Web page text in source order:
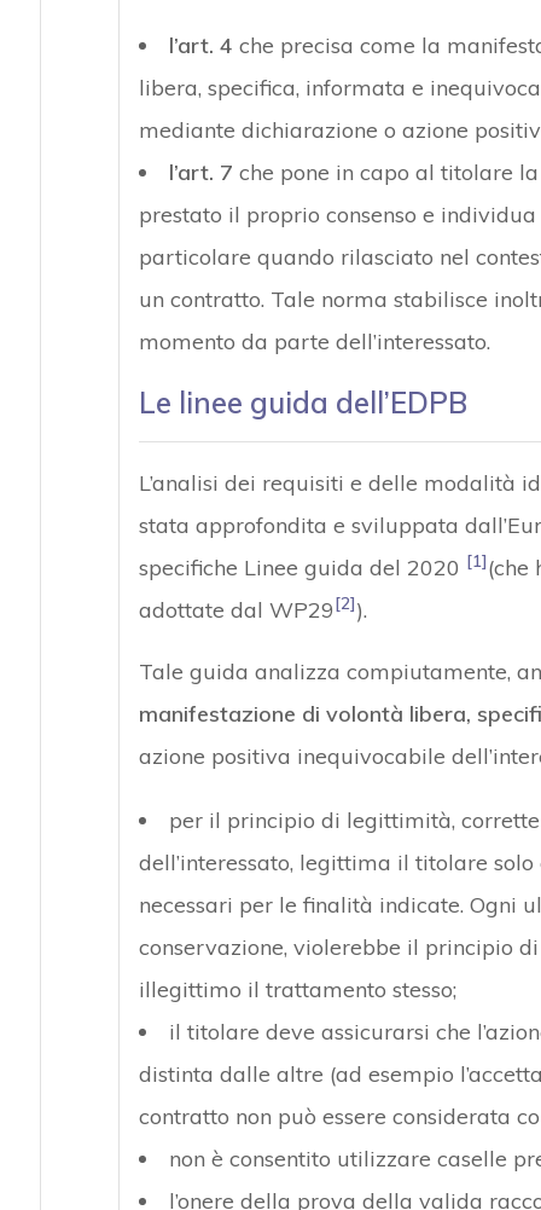
l’art. 4 che precisa come la
libera, specifica, informata e
mediante dichiarazione o azione
l’art. 7 che pone in capo al titolare
prestato il proprio consenso e
particolare quando rilasciato nel
un contratto. Tale norma stabilisce
momento da parte dell’interessato.
Le linee guida dell’EDPB
L’analisi dei requisiti e delle modalità
stata approfondita e sviluppata
specifiche Linee guida del 2020 [1](che
adottate dal WP29[2]).
Tale guida analizza compiutamente,
manifestazione di volontà libera,
azione positiva inequivocabile
per il principio di legittimità,
dell’interessato, legittima il titolare
necessari per le finalità indicate. Ogni
conservazione, violerebbe il principio
illegittimo il trattamento stesso;
il titolare deve assicurarsi che
distinta dalle altre (ad esempio
contratto non può essere considerata
non è consentito utilizzare caselle
l’onere della prova della valida